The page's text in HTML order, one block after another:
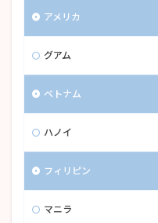
アメリカ
グアム
ベトナム
ハノイ
フィリピン
マニラ